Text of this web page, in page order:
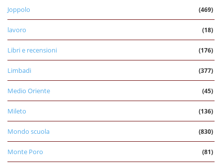
Joppolo (469)
lavoro (18)
Libri e recensioni (176)
Limbadi (377)
Medio Oriente (45)
Mileto (136)
Mondo scuola (830)
Monte Poro (81)